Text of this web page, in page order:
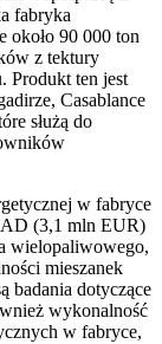
fabryka
około 90 000 ton
z tektury
Produkt ten jest
Casablance
służą do
w fabryce
(3,1 mln EUR)
wielopaliwowego,
mieszanek
badania dotyczące
wykonalność
w fabryce,